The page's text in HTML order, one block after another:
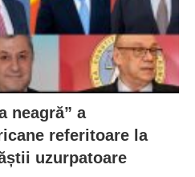
neagră” a
referitoare la
uzurpatoare